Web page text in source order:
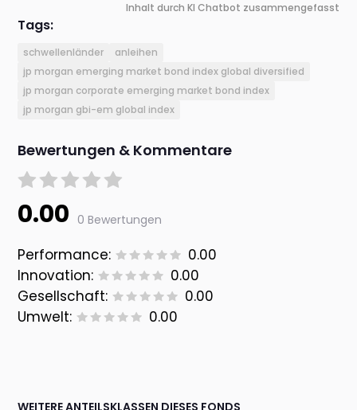
Inhalt durch KI Chatbot zusammengefasst
Tags:
schwellenländer
anleihen
jp morgan emerging market bond index global diversified
jp morgan corporate emerging market bond index
jp morgan gbi-em global index
Bewertungen & Kommentare
0.00 0 Bewertungen
Performance:
0.00
Innovation:
0.00
Gesellschaft:
0.00
Umwelt:
0.00